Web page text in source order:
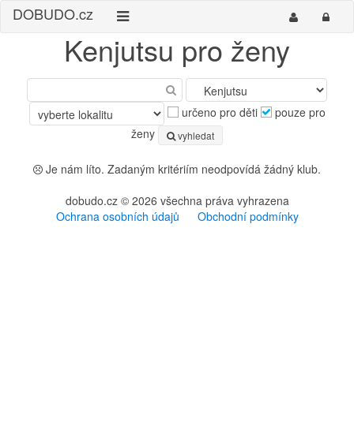
DOBUDO.cz
Kenjutsu pro ženy
určeno pro děti
pouze pro
ženy
vyhledat
Je nám líto. Zadaným kritériím neodpovídá žádný klub.
dobudo.cz © 2026 všechna práva vyhrazena
Ochrana osobních údajů
Obchodní podmínky